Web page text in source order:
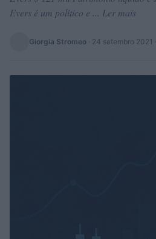
Evers é um político e ... Ler mais
Giorgia Stromeo · 24 setembro 2021